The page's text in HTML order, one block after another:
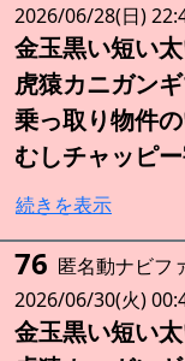
2026/06/28(日)
金玉黒い短い
虎猿カニガン
乗っ取り物件
むしチャッピ
続きを表示
76 匿名動ナビフ
2026/06/30(火)
金玉黒い短い